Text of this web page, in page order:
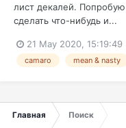
лист декалей.
сделать что-нибудь и...
21 May 2020, 15:19:49
camaro mean & nasty
Главная Поиск